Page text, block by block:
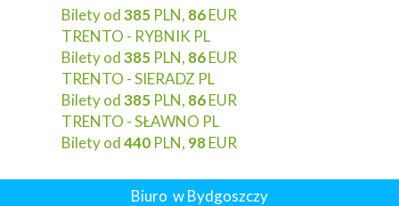
Bilety od385 PLN, 86EUR
TRENTO - RYBNIK PL
Bilety od385 PLN, 86EUR
TRENTO - SIERADZ PL
Bilety od385 PLN, 86EUR
TRENTO - SŁAWNO PL
Bilety od440 PLN, 98EUR
Biuro w Bydgoszczy